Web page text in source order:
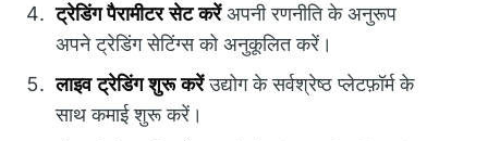
ट्रेडिंग पैरामीटर सेट करेंअपनी रणनीति के अनुरूप
अपने ट्रेडिंग सेटिंग्स को अनुकूलित करें।
लाइव ट्रेडिंग शुरू करेंउद्योग के सर्वश्रेष्ठ प्लेटफ़ॉर्म के
साथ कमाई शुरू करें।